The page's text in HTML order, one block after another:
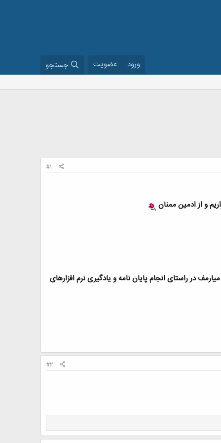
ورود عضویت جستجو
#1
و از ادمین ممنان
در راستای انجام پایان نامه و یادگیری نرم افزارهای
#2